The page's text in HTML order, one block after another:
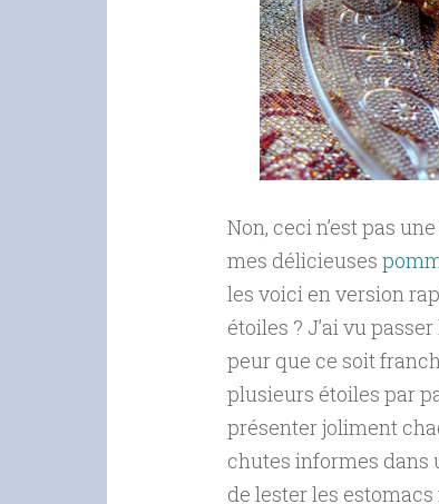
Non, ceci n’est pas
mes délicieuses
les voici en version
étoiles ? J’ai vu
peur que ce soit
plusieurs étoiles par
présenter joliment
chutes informes dans
de lester les